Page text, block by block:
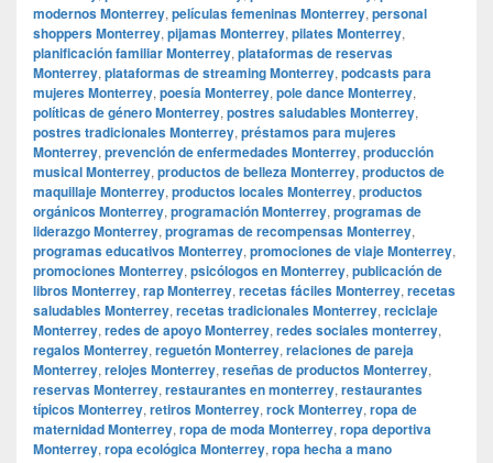
modernos Monterrey, películas femeninas Monterrey, personal
shoppers Monterrey, pijamas Monterrey, pilates Monterrey,
planificación familiar Monterrey, plataformas de reservas
Monterrey, plataformas de streaming Monterrey, podcasts para
mujeres Monterrey, poesía Monterrey, pole dance Monterrey,
políticas de género Monterrey, postres saludables Monterrey,
postres tradicionales Monterrey, préstamos para mujeres
Monterrey, prevención de enfermedades Monterrey, producción
musical Monterrey, productos de belleza Monterrey, productos de
maquillaje Monterrey, productos locales Monterrey, productos
orgánicos Monterrey, programación Monterrey, programas de
liderazgo Monterrey, programas de recompensas Monterrey,
programas educativos Monterrey, promociones de viaje Monterrey,
promociones Monterrey, psicólogos en Monterrey, publicación de
libros Monterrey, rap Monterrey, recetas fáciles Monterrey, recetas
saludables Monterrey, recetas tradicionales Monterrey, reciclaje
Monterrey, redes de apoyo Monterrey, redes sociales monterrey,
regalos Monterrey, reguetón Monterrey, relaciones de pareja
Monterrey, relojes Monterrey, reseñas de productos Monterrey,
reservas Monterrey, restaurantes en monterrey, restaurantes
típicos Monterrey, retiros Monterrey, rock Monterrey, ropa de
maternidad Monterrey, ropa de moda Monterrey, ropa deportiva
Monterrey, ropa ecológica Monterrey, ropa hecha a mano